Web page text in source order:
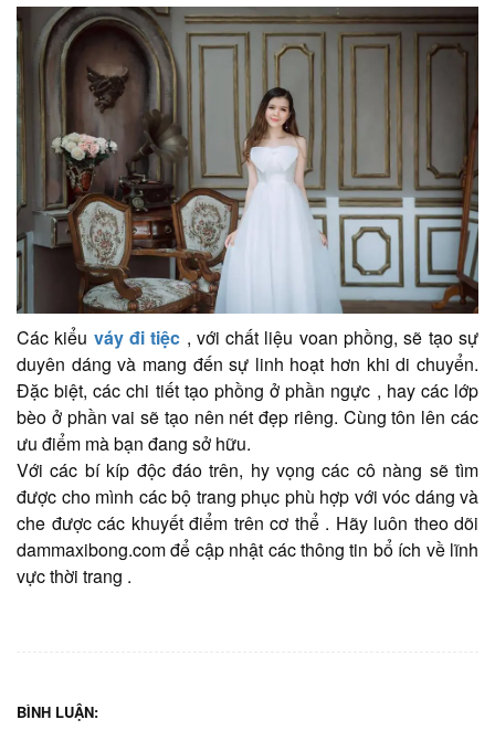
Các kiểu váy đi tiệc , với chất liệu voan phồng, sẽ tạo sự
duyên dáng và mang đến sự linh hoạt hơn khi di chuyển.
Đặc biệt, các chi tiết tạo phồng ở phần ngực , hay các lớp
bèo ở phần vai sẽ tạo nên nét đẹp riêng. Cùng tôn lên các
ưu điểm mà bạn đang sở hữu.
Với các bí kíp độc đáo trên, hy vọng các cô nàng sẽ tìm
được cho mình các bộ trang phục phù hợp với vóc dáng và
che được các khuyết điểm trên cơ thể . Hãy luôn theo dõi
dammaxibong.com để cập nhật các thông tin bổ ích về lĩnh
vực thời trang .
BÌNH LUẬN: